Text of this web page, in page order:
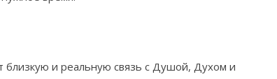
и реальную связь с Душой, Духом и